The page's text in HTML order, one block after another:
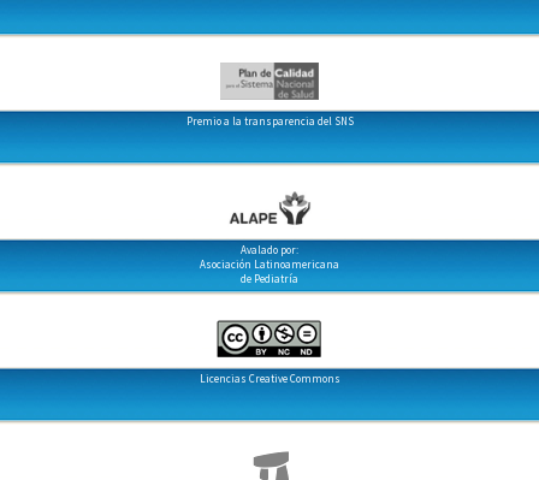
Premio a la transparencia del SNS
Avalado por:
Asociación Latinoamericana
de Pediatría
Licencias Creative Commons